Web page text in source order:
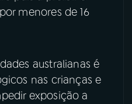
menores de 16
australianas é
nas crianças e
exposição a